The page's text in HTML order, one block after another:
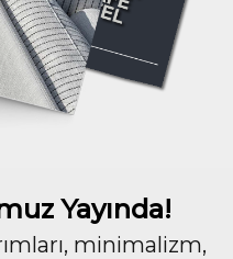
Yayında!
minimalizm,